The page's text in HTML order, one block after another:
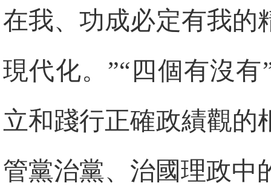
在我、功成必定有我的
現代化。”“四個有沒
立和踐行正確政績觀的
管黨治黨、治國理政中